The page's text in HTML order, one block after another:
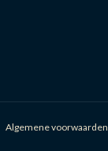
Algemene voorwaarden